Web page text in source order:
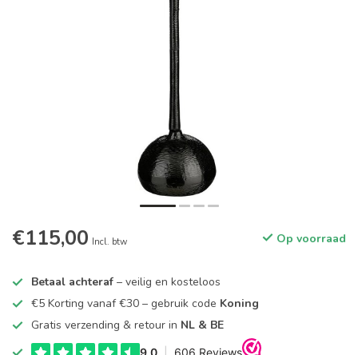
€115,00 Incl. btw Op voorraad
Betaal achteraf – veilig en kosteloos
€5 Korting vanaf €30 – gebruik code Koning
Gratis verzending & retour in NL & BE